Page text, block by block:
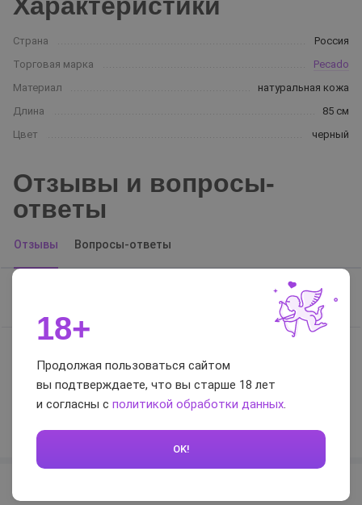
Страна
Россия
Торговая марка
Pecado
Материал
натуральная кожа
Длина
85 см
Цвет
черный
Отзывы и вопросы-
ответы
Отзывы Вопросы-ответы
18+
Продолжая пользоваться сайтом
вы подтверждаете, что вы старше 18 лет
и согласны с политикой обработки данных
OK!